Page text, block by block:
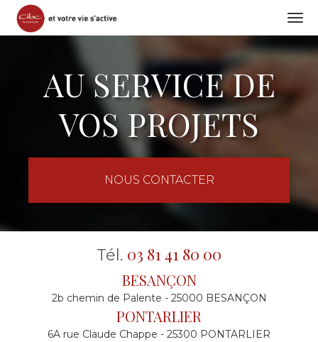
AU SERVICE DE
VOS PROJETS
NOUS CONTACTER
Tél. 03 81 41 80 00
BESANÇON
2b chemin de Palente - 25000 BESANÇON
PONTARLIER
6A rue Claude Chappe - 25300 PONTARLIER